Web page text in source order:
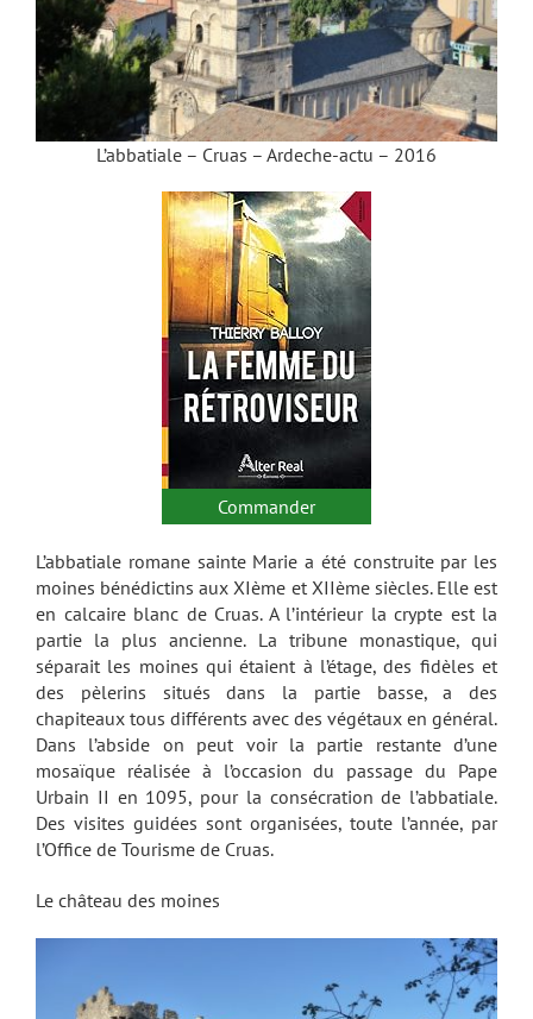
L’abbatiale – Cruas – Ardeche-actu – 2016
Commander
L’abbatiale romane sainte Marie a été construite par les
moines bénédictins aux XIème et XIIème siècles. Elle est
en calcaire blanc de Cruas. A l’intérieur la crypte est la
partie la plus ancienne. La tribune monastique, qui
séparait les moines qui étaient à l’étage, des fidèles et
des pèlerins situés dans la partie basse, a des
chapiteaux tous différents avec des végétaux en général.
Dans l’abside on peut voir la partie restante d’une
mosaïque réalisée à l’occasion du passage du Pape
Urbain II en 1095, pour la consécration de l’abbatiale.
Des visites guidées sont organisées, toute l’année, par
l’Office de Tourisme de Cruas.
Le château des moines